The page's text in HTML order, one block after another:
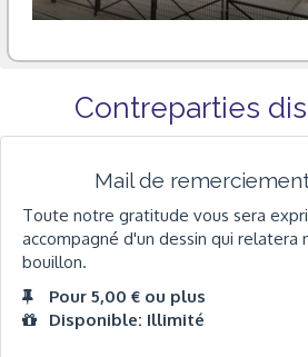
Contreparties
Mail de
Toute notre gratitude vous sera
accompagné d'un dessin qui relatera
bouillon.
Pour 5,00 € ou plus
Disponible: Illimité